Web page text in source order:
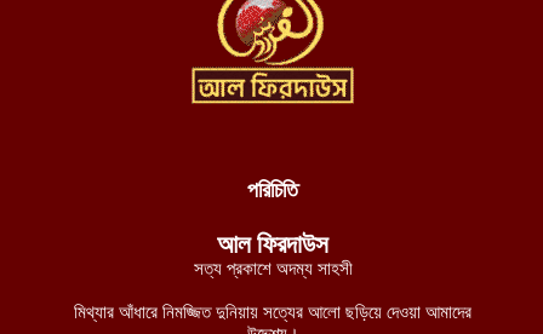
যুদ্ধ বন্ধে নাইজার রাষ্ট্রপ্রধানকে জেএনআইএম-এর শর্ত: মানব রচিত
সংবিধান ছেড়ে শরিয়াহ্ প্রতিষ্ঠা করুন
নব্য চাঁদাবাজদের হাতে জিম্মি রাজধানীবাসী, ৩৫ স্পটে পুলিশ সদস্যরাই করছে
বুরকিনান জান্তা বাহিনীর ১২টি সামরিক অবস্থানের নিয়ন্ত্রণ নিয়েছে
পরিচিতি
আল ফিরদাউস
সত্য প্রকাশে অদম্য সাহসী
মিথ্যার আঁধারে নিমজ্জিত দুনিয়ায় সত্যের আলো ছড়িয়ে দেওয়া আমাদের